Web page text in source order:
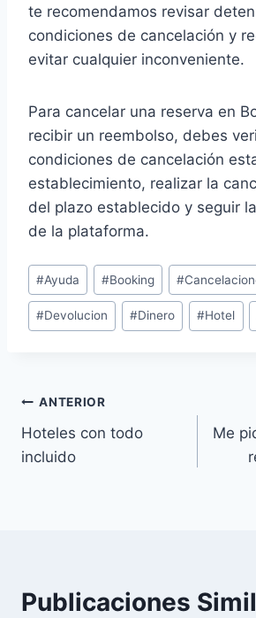
te recomendamos revisar
condiciones de cancelación y
evitar cualquier inconveniente.
Para cancelar una reserva en
recibir un reembolso, debes
condiciones de cancelación
establecimiento, realizar la
del plazo establecido y seguir
de la plataforma.
Etiquetas
de
la
#Ayuda #Booking #
#Devolucion #Dinero #Hotel
Navegación
de
ANTERIOR
Hoteles con todo
incluido
Me
Publicaciones